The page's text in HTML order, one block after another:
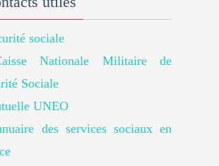
sociale
Nationale Militaire de
Sociale
UNEO
des services sociaux en